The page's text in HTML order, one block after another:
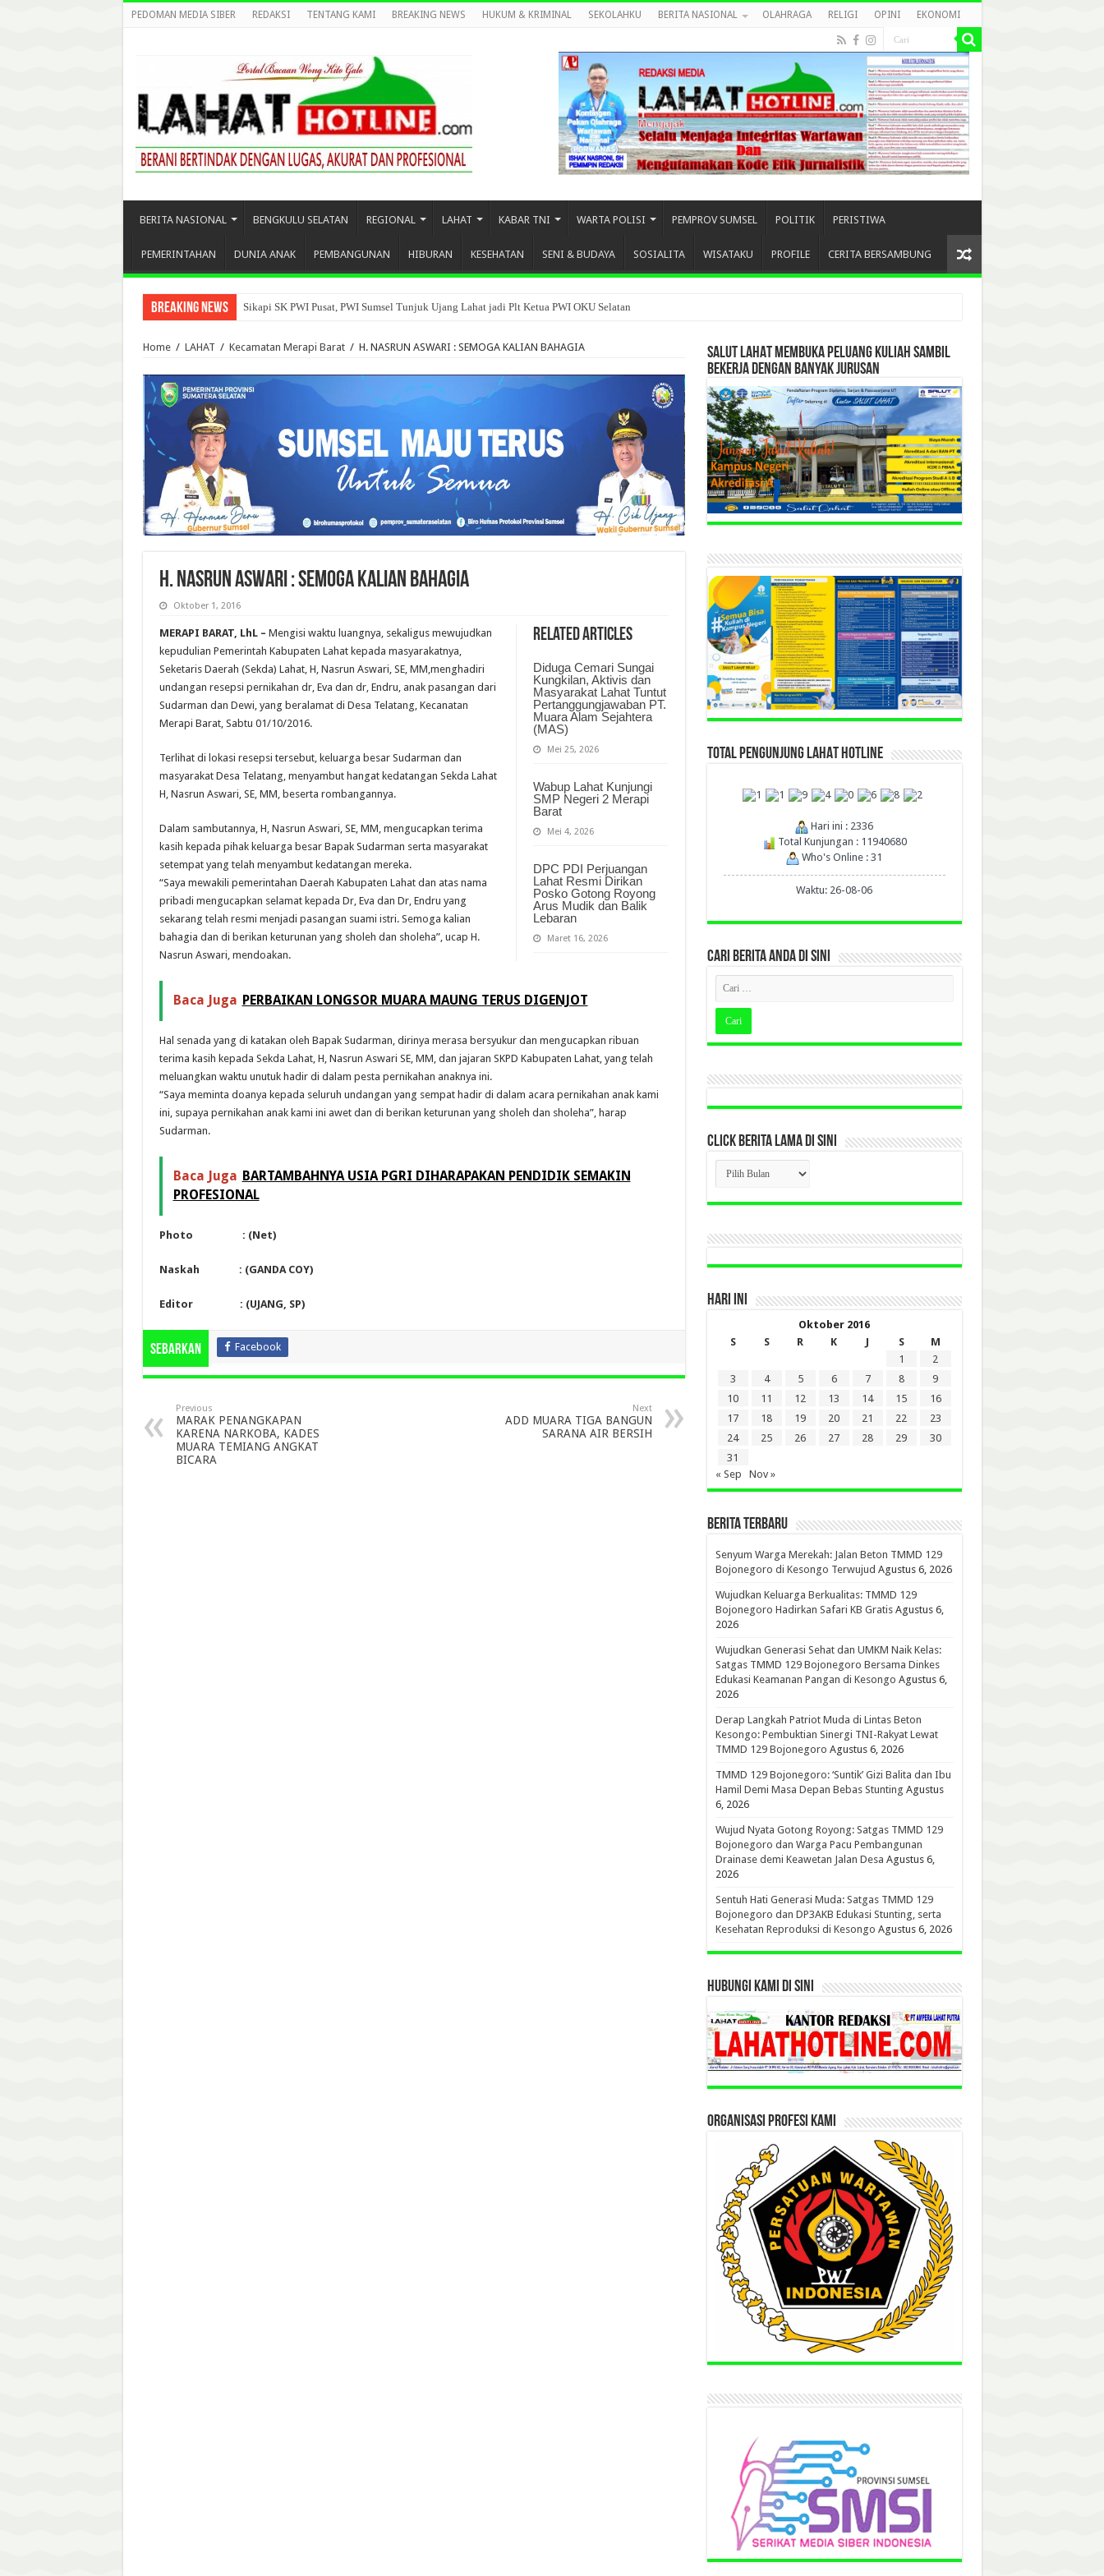
PEDOMAN MEDIA SIBER REDAKSI TENTANG KAMI BREAKING NEWS HUKUM & KRIMINAL SEKOLAHKU BERITA NASIONAL OLAHRAGA RELIGI OPINI EKONOMI
BERITA NASIONAL BENGKULU SELATAN REGIONAL LAHAT KABAR TNI WARTA POLISI PEMPROV SUMSEL POLITIK PERISTIWA
PEMERINTAHAN DUNIA ANAK PEMBANGUNAN HIBURAN KESEHATAN SENI & BUDAYA SOSIALITA WISATAKU PROFILE CERITA BERSAMBUNG
Breaking News Sikapi SK PWI Pusat, PWI Sumsel Tunjuk Ujang Lahat jadi Plt Ketua PWI OKU Selatan
Home / LAHAT / Kecamatan Merapi Barat / H. NASRUN ASWARI : SEMOGA KALIAN BAHAGIA
H. NASRUN ASWARI : SEMOGA KALIAN BAHAGIA
Oktober 1, 2016
Related Articles
Diduga Cemari Sungai
Kungkilan, Aktivis dan
Masyarakat Lahat Tuntut
Pertanggungjawaban PT.
Muara Alam Sejahtera
(MAS)
Mei 25, 2026
Wabup Lahat Kunjungi
SMP Negeri 2 Merapi
Barat
Mei 4, 2026
DPC PDI Perjuangan
Lahat Resmi Dirikan
Posko Gotong Royong
Arus Mudik dan Balik
Lebaran
Maret 16, 2026
MERAPI BARAT, LhL – Mengisi waktu luangnya, sekaligus mewujudkan
kepudulian Pemerintah Kabupaten Lahat kepada masyarakatnya,
Seketaris Daerah (Sekda) Lahat, H, Nasrun Aswari, SE, MM,menghadiri
undangan resepsi pernikahan dr, Eva dan dr, Endru, anak pasangan dari
Sudarman dan Dewi, yang beralamat di Desa Telatang, Kecanatan
Merapi Barat, Sabtu 01/10/2016.
Terlihat di lokasi resepsi tersebut, keluarga besar Sudarman dan
masyarakat Desa Telatang, menyambut hangat kedatangan Sekda Lahat
H, Nasrun Aswari, SE, MM, beserta rombangannya.
Dalam sambutannya, H, Nasrun Aswari, SE, MM, mengucapkan terima
kasih kepada pihak keluarga besar Bapak Sudarman serta masyarakat
setempat yang telah menyambut kedatangan mereka.
“Saya mewakili pemerintahan Daerah Kabupaten Lahat dan atas nama
pribadi mengucapkan selamat kepada Dr, Eva dan Dr, Endru yang
sekarang telah resmi menjadi pasangan suami istri. Semoga kalian
bahagia dan di berikan keturunan yang sholeh dan sholeha”, ucap H.
Nasrun Aswari, mendoakan.
Baca Juga PERBAIKAN LONGSOR MUARA MAUNG TERUS DIGENJOT
Hal senada yang di katakan oleh Bapak Sudarman, dirinya merasa bersyukur dan mengucapkan ribuan
terima kasih kepada Sekda Lahat, H, Nasrun Aswari SE, MM, dan jajaran SKPD Kabupaten Lahat, yang telah
meluangkan waktu unutuk hadir di dalam pesta pernikahan anaknya ini.
“Saya meminta doanya kepada seluruh undangan yang sempat hadir di dalam acara pernikahan anak kami
ini, supaya pernikahan anak kami ini awet dan di berikan keturunan yang sholeh dan sholeha”, harap
Sudarman.
Baca Juga BARTAMBAHNYA USIA PGRI DIHARAPAKAN PENDIDIK SEMAKIN
PROFESIONAL
Photo : (Net)
Naskah : (GANDA COY)
Editor : (UJANG, SP)
Sebarkan Facebook
Previous
MARAK PENANGKAPAN
KARENA NARKOBA, KADES
MUARA TEMIANG ANGKAT
BICARA
Next
ADD MUARA TIGA BANGUN
SARANA AIR BERSIH
SALUT LAHAT MEMBUKA PELUANG KULIAH SAMBIL
BEKERJA DENGAN BANYAK JURUSAN
TOTAL PENGUNJUNG LAHAT HOTLINE
Hari ini : 2336
Total Kunjungan : 11940680
Who's Online : 31
Waktu: 26-08-06
CARI BERITA ANDA DI SINI
CLICK BERITA LAMA DI SINI
CLICK
BERITA
LAMA
DI
HARI INI
Oktober 2016
S
S R K J S
M
1
2
3
4 5 6 7 8
9
10
11 12 13 14 15
16
17
18 19 20 21 22
23
24
25 26 27 28 29
30
31
« Sep
Nov »
BERITA TERBARU
Senyum Warga Merekah: Jalan Beton TMMD 129
Bojonegoro di Kesongo Terwujud Agustus 6, 2026
Wujudkan Keluarga Berkualitas: TMMD 129
Bojonegoro Hadirkan Safari KB Gratis Agustus 6,
2026
Wujudkan Generasi Sehat dan UMKM Naik Kelas:
Satgas TMMD 129 Bojonegoro Bersama Dinkes
Edukasi Keamanan Pangan di Kesongo Agustus 6,
2026
Derap Langkah Patriot Muda di Lintas Beton
Kesongo: Pembuktian Sinergi TNI-Rakyat Lewat
TMMD 129 Bojonegoro Agustus 6, 2026
TMMD 129 Bojonegoro: ‘Suntik’ Gizi Balita dan Ibu
Hamil Demi Masa Depan Bebas Stunting Agustus
6, 2026
Wujud Nyata Gotong Royong: Satgas TMMD 129
Bojonegoro dan Warga Pacu Pembangunan
Drainase demi Keawetan Jalan Desa Agustus 6,
2026
Sentuh Hati Generasi Muda: Satgas TMMD 129
Bojonegoro dan DP3AKB Edukasi Stunting, serta
Kesehatan Reproduksi di Kesongo Agustus 6, 2026
HUBUNGI KAMI DI SINI
ORGANISASI PROFESI KAMI